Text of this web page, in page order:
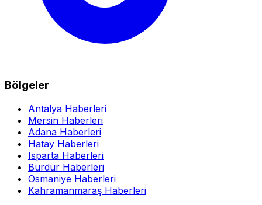
Bölgeler
Antalya Haberleri
Mersin Haberleri
Adana Haberleri
Hatay Haberleri
Isparta Haberleri
Burdur Haberleri
Osmaniye Haberleri
Kahramanmaraş Haberleri